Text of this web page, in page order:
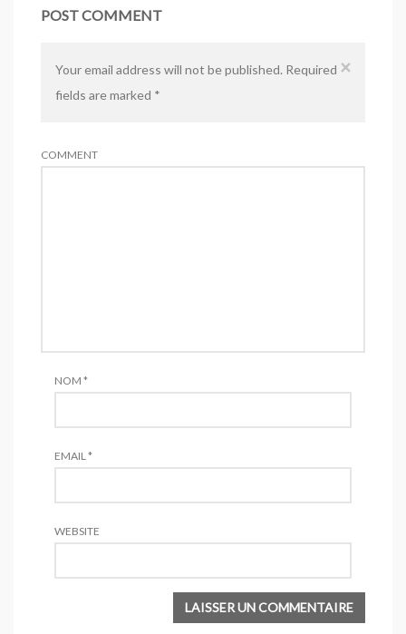
POST COMMENT
×
Your email address will not be published. Required
fields are marked *
COMMENT
NOM *
EMAIL*
WEBSITE